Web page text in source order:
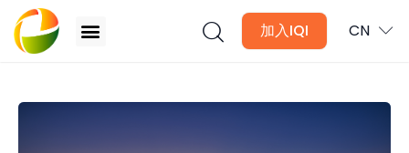
加入IQI CN